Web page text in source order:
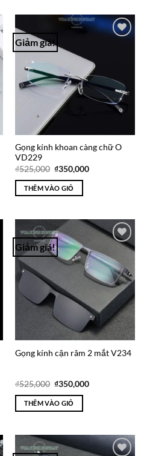
Giảm giá!
Gọng kính khoan càng chữ O
VD229
₫525,000 Giá
là:
₫525,000.
₫350,000Giá
THÊM VÀO GIỎ
Giảm giá!
Add to
Wishlist
Gọng kính cận râm 2 mắt V234
₫525,000 Giá
là:
₫525,000.
₫350,000Giá
THÊM VÀO GIỎ